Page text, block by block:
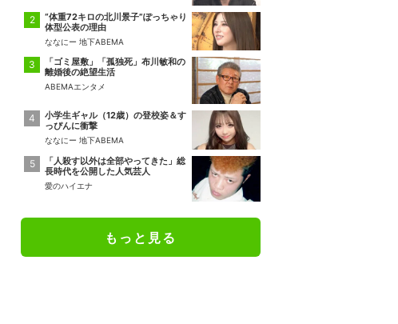
“体重72キロの北川景子”ぽっちゃり
体型公表の理由
ななにー 地下ABEMA
「ゴミ屋敷」「孤独死」布川敏和の
離婚後の絶望生活
ABEMAエンタメ
小学生ギャル（12歳）の登校姿＆す
っぴんに衝撃
ななにー 地下ABEMA
「人殺す以外は全部やってきた」総
長時代を公開した人気芸人
愛のハイエナ
もっと見る